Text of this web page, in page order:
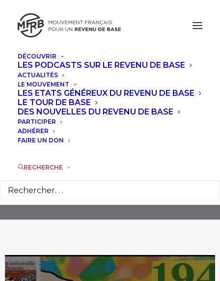
DÉCOUVRIR
LES PODCASTS SUR LE REVENU DE BASE
ACTUALITÉS
LE MOUVEMENT
LES ETATS GÉNÉREUX DU REVENU DE BASE
LE TOUR DE BASE
DES NOUVELLES DU REVENU DE BASE
PARTICIPER
ADHÉRER
FAIRE UN DON
RECHERCHE